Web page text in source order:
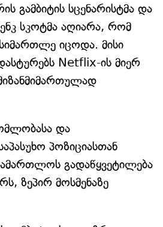
გამბიტის სცენარისტმა და
სკოტმა აღიარა, რომ
იცოდა. მისი
Netflix-ის მიერ
და
პოზიციასთან
გადაწყვეტილება
ზეპირ მოსმენაზე